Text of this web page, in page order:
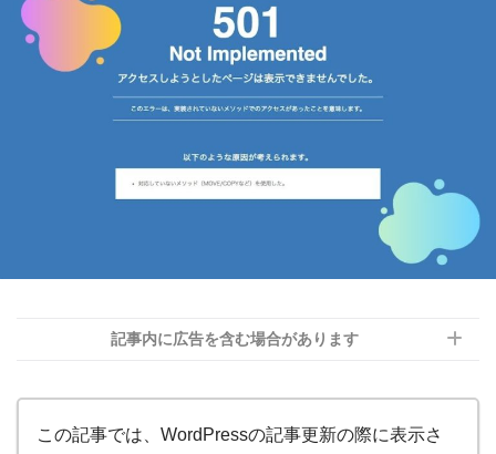
記事内に広告を含む場合があります
この記事では、WordPressの記事更新の際に表示さ